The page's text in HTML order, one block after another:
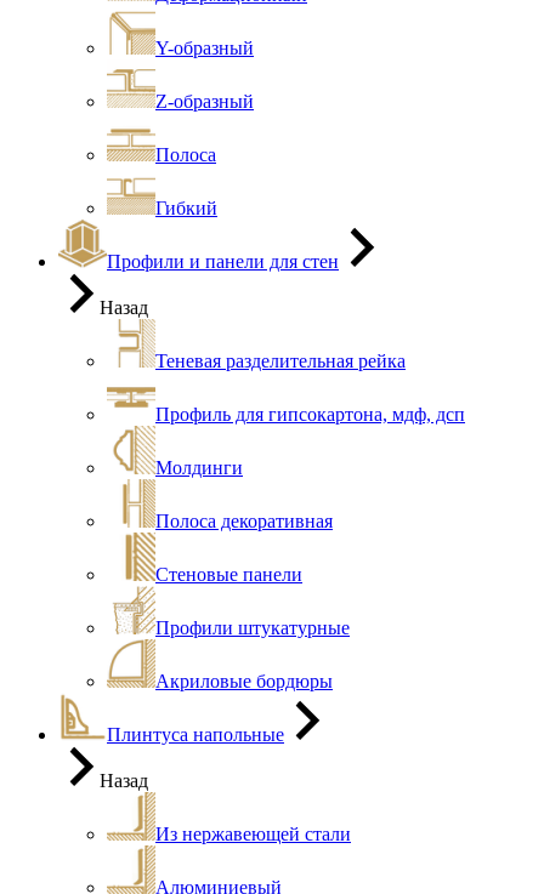
Y-образный
Z-образный
Полоса
Гибкий
Профили и панели для стен
Назад
Теневая разделительная рейка
Профиль для гипсокартона, мдф, дсп
Молдинги
Полоса декоративная
Стеновые панели
Профили штукатурные
Акриловые бордюры
Плинтуса напольные
Назад
Из нержавеющей стали
Алюминиевый